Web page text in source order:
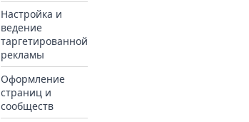
Настройка и
ведение
таргетированной
рекламы
Оформление
страниц и
сообществ